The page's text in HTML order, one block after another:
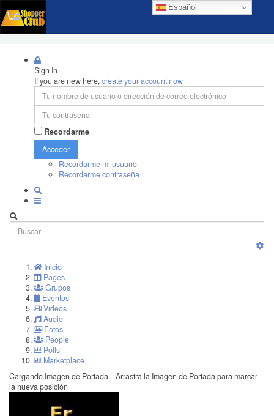
Español
Sign In
If you are new here,create your account now
Recordarme
Acceder
Recordarme mi usuario
Recordarme contraseña
Inicio
Pages
Grupos
Eventos
Videos
Audio
Fotos
People
Polls
Marketplace
Cargando Imagen de Portada... Arrastra la Imagen de Portada para marcar
la nueva posición